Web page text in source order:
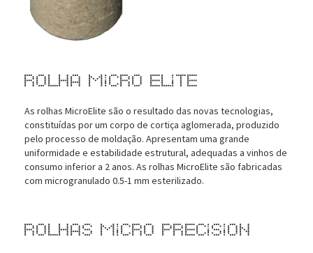
Rolha Micro Elite
As rolhas MicroElite são o resultado das novas tecnologias,
constituídas por um corpo de cortiça aglomerada, produzido
pelo processo de moldação. Apresentam uma grande
uniformidade e estabilidade estrutural, adequadas a vinhos de
consumo inferior a 2 anos. As rolhas MicroElite são fabricadas
com microgranulado 0.5-1 mm esterilizado.
Rolhas Micro Precision